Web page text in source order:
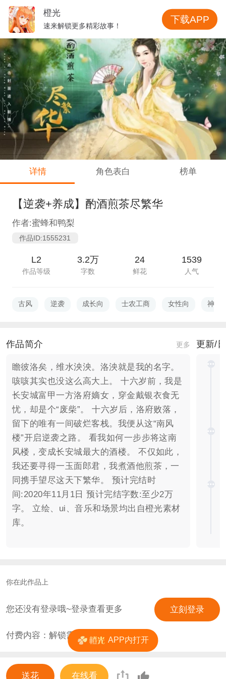
详情 角色表白 榜单
【逆袭+养成】酌酒煎茶尽繁华
作者:蜜蜂和鸭梨
作品ID:1555231
L2
作品等级
3.2万
字数
24
鲜花
1539
人气
古风 逆袭 成长向 士农工商 女性向 神作
作品简介 更多
瞻彼洛矣，维水泱泱。洛泱就是我的名字。
咳咳其实也没这么高大上。 十六岁前，我是
长安城富甲一方洛府嫡女，穿金戴银衣食无
忧，却是个“废柴”。 十六岁后，洛府败落，
留下的唯有一间破烂客栈。我便从这“南风
楼”开启逆袭之路。 看我如何一步步将这南
风楼，变成长安城最大的酒楼。 不仅如此，
我还要寻得一玉面郎君，我煮酒他煎茶，一
同携手望尽这天下繁华。 预计完结时
间:2020年11月1日 预计完结字数:至少2万
字。 立绘、ui、音乐和场景均出自橙光素材
库。
更新/
你在此作品上
您还没有登录哦~登录查看更多 立刻登录
付费内容：解锁需 5花
送花 在线看
橙光
速来解锁更多精彩故事！
下载APP
APP内打开